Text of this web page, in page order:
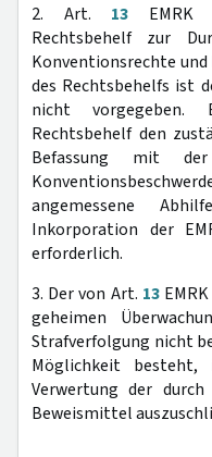
2. Art. 13 EMRK
Rechtsbehelf zur
Konventionsrechte
des Rechtsbehelfs ist
nicht vorgegeben.
Rechtsbehelf den
Befassung mit
angemessene
Inkorporation der
erforderlich.
3. Der von Art. 13
geheimen
Strafverfolgung nicht
Möglichkeit besteht,
Verwertung der durch
Beweismittel